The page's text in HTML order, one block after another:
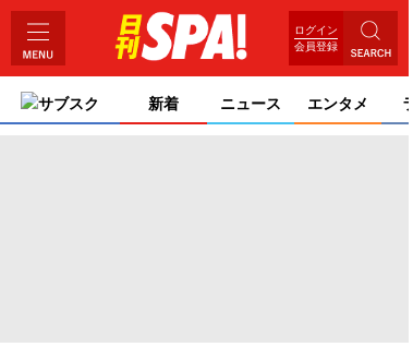
ログイン
会員登録
サブスク 新着 ニュース エンタメ